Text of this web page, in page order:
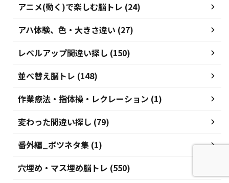
アニメ(動く)で楽しむ脳トレ (24)
アハ体験、色・大きさ違い (27)
レベルアップ間違い探し (150)
並べ替え脳トレ (148)
作業療法・指体操・レクレーション (1)
変わった間違い探し (79)
番外編_ボツネタ集 (1)
穴埋め・マス埋め脳トレ (550)